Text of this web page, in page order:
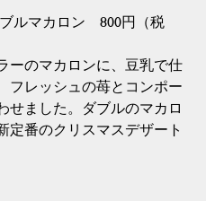
ルマカロン 800円（税
ーのマカロンに、豆乳で仕
フレッシュの苺とコンポー
せました。ダブルのマカロ
定番のクリスマスデザート